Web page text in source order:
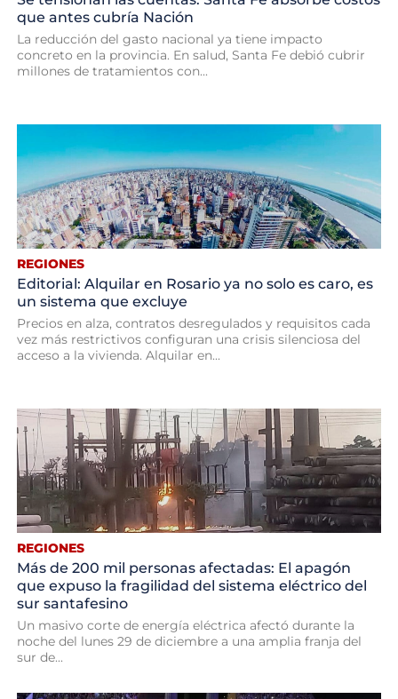
que antes cubría Nación
La reducción del gasto nacional ya tiene impacto
concreto en la provincia. En salud, Santa Fe debió cubrir
millones de tratamientos con...
REGIONES
Editorial: Alquilar en Rosario ya no solo es caro, es
un sistema que excluye
Precios en alza, contratos desregulados y requisitos cada
vez más restrictivos configuran una crisis silenciosa del
acceso a la vivienda. Alquilar en...
REGIONES
Más de 200 mil personas afectadas: El apagón
que expuso la fragilidad del sistema eléctrico del
sur santafesino
Un masivo corte de energía eléctrica afectó durante la
noche del lunes 29 de diciembre a una amplia franja del
sur de...